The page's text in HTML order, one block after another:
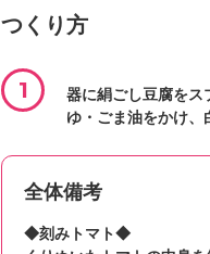
つくり方
1
器に絹ごし豆腐をス
ゆ・ごま油をかけ、
全体備考
◆刻みトマト◆